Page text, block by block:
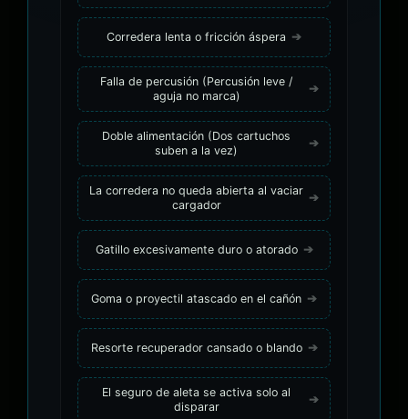
Corredera lenta o fricción áspera
Falla de percusión (Percusión leve /
aguja no marca)
Doble alimentación (Dos cartuchos
suben a la vez)
La corredera no queda abierta al vaciar
cargador
Gatillo excesivamente duro o atorado
Goma o proyectil atascado en el cañón
Resorte recuperador cansado o blando
El seguro de aleta se activa solo al
disparar